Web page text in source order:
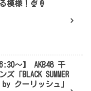
模様！🍨🍦
～】 AKB48 千
「BLACK SUMMER
by クーリッシュ」